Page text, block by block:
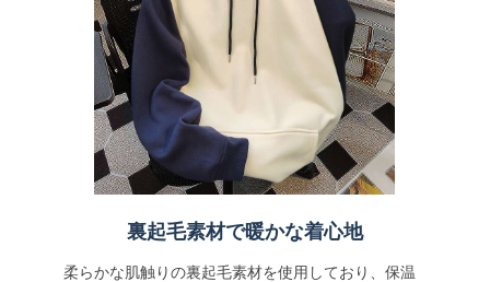
裏起毛素材で暖かな着心地
柔らかな肌触りの裏起毛素材を使用しており、保温